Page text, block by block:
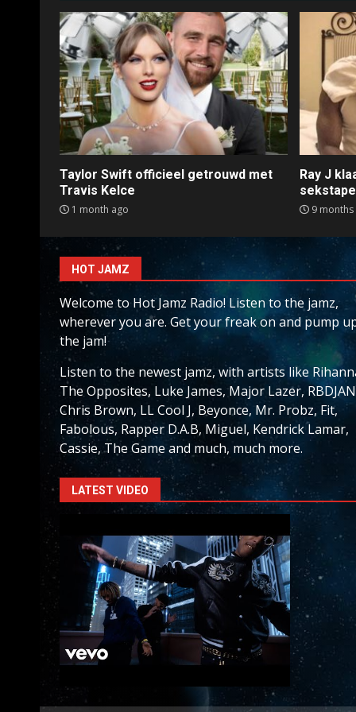
Taylor Swift officieel getrouwd met
Travis Kelce
1 month ago
Ray J
sekstape
9 months
HOT JAMZ
Welcome to Hot Jamz Radio! Listen to the jamz,
wherever you are. Get your freak on and pump
the jam!
Listen to the newest jamz, with artists like
The Opposites, Luke James, Major Lazer,
Chris Brown, LL Cool J, Beyonce, Mr. Probz, Fit,
Fabolous, Rapper D.A.B, Miguel, Kendrick Lamar,
Cassie, The Game and much, much more.
LATEST VIDEO